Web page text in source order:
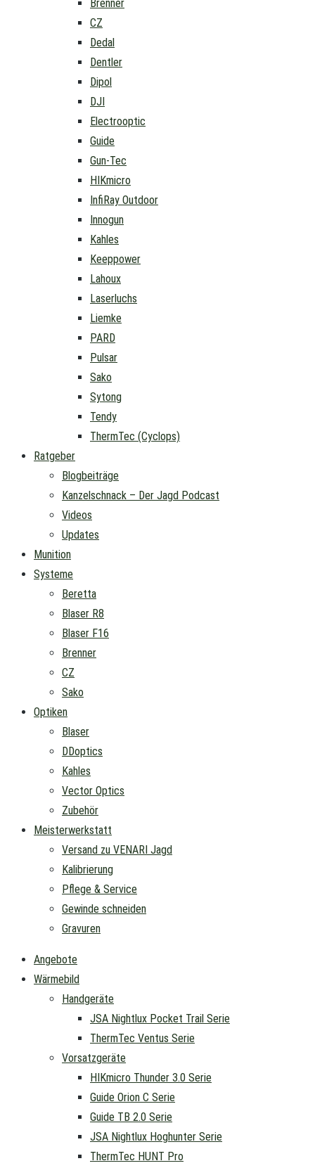
Brenner
CZ
Dedal
Dentler
Dipol
DJI
Electrooptic
Guide
Gun-Tec
HIKmicro
InfiRay Outdoor
Innogun
Kahles
Keeppower
Lahoux
Laserluchs
Liemke
PARD
Pulsar
Sako
Sytong
Tendy
ThermTec (Cyclops)
Ratgeber
Blogbeiträge
Kanzelschnack – Der Jagd Podcast
Videos
Updates
Munition
Systeme
Beretta
Blaser R8
Blaser F16
Brenner
CZ
Sako
Optiken
Blaser
DDoptics
Kahles
Vector Optics
Zubehör
Meisterwerkstatt
Versand zu VENARI Jagd
Kalibrierung
Pflege & Service
Gewinde schneiden
Gravuren
Angebote
Wärmebild
Handgeräte
JSA Nightlux Pocket Trail Serie
ThermTec Ventus Serie
Vorsatzgeräte
HIKmicro Thunder 3.0 Serie
Guide Orion C Serie
Guide TB 2.0 Serie
JSA Nightlux Hoghunter Serie
ThermTec HUNT Pro